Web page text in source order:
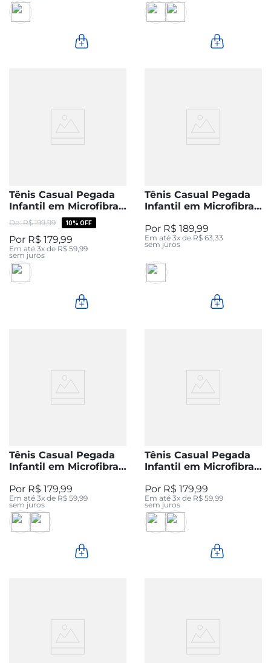
Tênis Casual Pegada
Infantil em Microfibra
Preto 372106-04
R$ 199,99 10% OFF
R$ 179,99
Em até 3x de R$ 59,99
sem juros
Tênis Casual Pegada
Infantil em Microfibra
R$ 189,99
Em até 3x de R$ 63,33
sem juros
Tênis Casual Pegada
Infantil em Microfibra
R$ 179,99
Em até 3x de R$ 59,99
sem juros
Tênis Casual Pegada
Infantil em Microfibra
R$ 179,99
Em até 3x de R$ 59,99
sem juros